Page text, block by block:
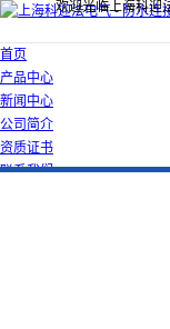
欢迎光临上海科迎
首页
产品中心
新闻中心
公司简介
资质证书
联系我们